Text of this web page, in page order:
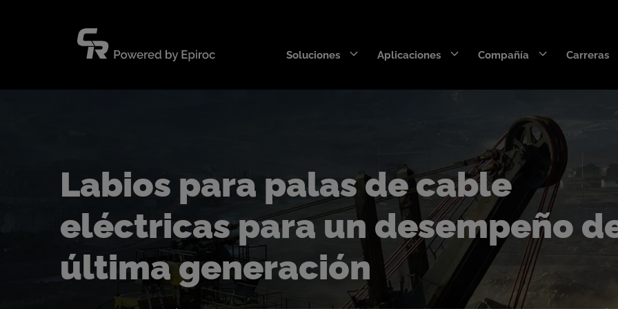
Soluciones Aplicaciones
Stingray™
Hurricane™
Aparejos de dragalinas
SaberEdge™
Wearpact™
SNRG™
Armourblade™
Compañía Carreras
Labios para palas de cable
eléctricas para un desempeño
última generación